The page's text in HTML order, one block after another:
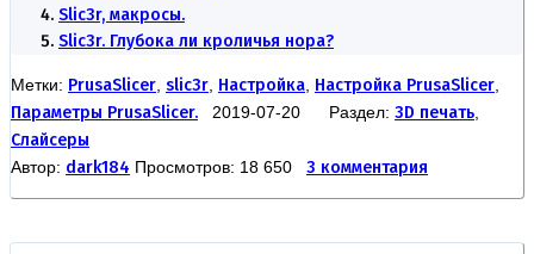
Slic3r, макросы.
Slic3r. Глубока ли кроличья нора?
Метки: PrusaSlicer slic3r Настройка Настройка PrusaSlicer
Параметры PrusaSlicer. 2019-07-20 Раздел: 3D печать
Слайсеры
Автор: dark184 Просмотров: 18 650 3 комментария